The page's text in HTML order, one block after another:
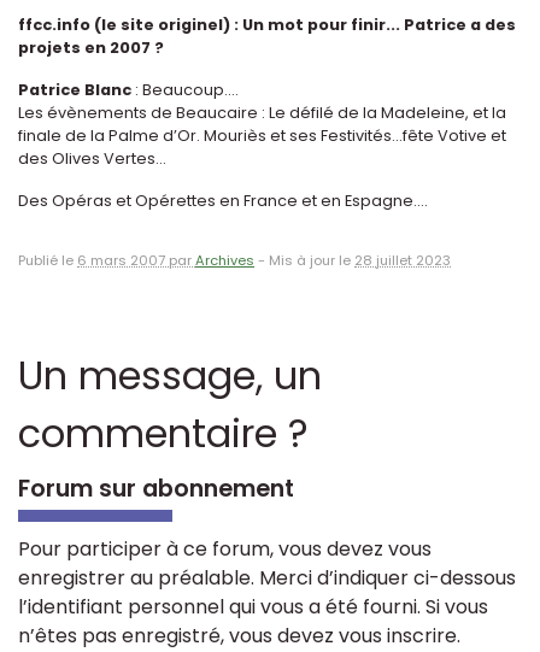
ffcc.info (le site originel) : Un mot pour finir... Patrice a des
projets en 2007 ?
Patrice Blanc : Beaucoup….
Les évènements de Beaucaire : Le défilé de la Madeleine, et la
finale de la Palme d’Or. Mouriès et ses Festivités…fête Votive et
des Olives Vertes...
Des Opéras et Opérettes en France et en Espagne….
Publié le 6 mars 2007 parArchives - Mis à jour le 28 juillet 2023
Un message, un
commentaire ?
Forum sur abonnement
Pour participer à ce forum, vous devez vous
enregistrer au préalable. Merci d’indiquer ci-dessous
l’identifiant personnel qui vous a été fourni. Si vous
n’êtes pas enregistré, vous devez vous inscrire.